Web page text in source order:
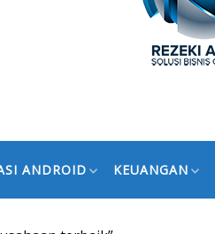
ANDROID KEUANGAN